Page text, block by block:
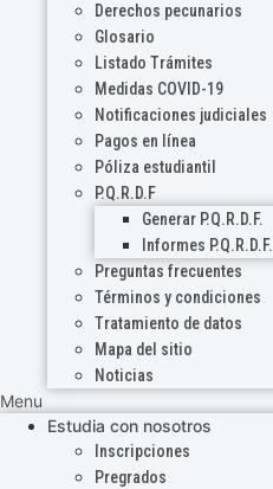
Derechos pecunarios
Glosario
Listado Trámites
Medidas COVID-19
Notificaciones judiciales
Pagos en línea
Póliza estudiantil
P.Q.R.D.F
Generar P.Q.R.D.F.
Informes P.Q.R.D.F.
Preguntas frecuentes
Términos y condiciones
Tratamiento de datos
Mapa del sitio
Noticias
Menu
Estudia con nosotros
Inscripciones
Pregrados